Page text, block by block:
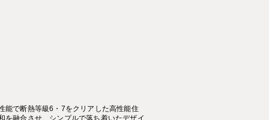
能で断熱等級6・7をクリアした高性能住
を融合させ、シンプルで落ち着いたデザイ